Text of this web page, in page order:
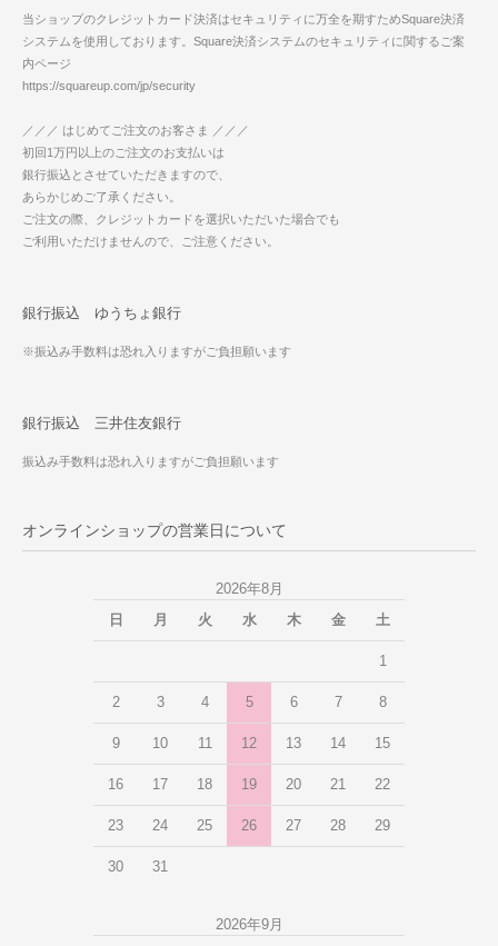
当ショップのクレジットカード決済はセキュリティに万全を期すためSquare決済
システムを使用しております。Square決済システムのセキュリティに関するご案
内ページ
https://squareup.com/jp/security
／／／ はじめてご注文のお客さま ／／／
初回1万円以上のご注文のお支払いは
銀行振込とさせていただきますので、
あらかじめご了承ください。
ご注文の際、クレジットカードを選択いただいた場合でも
ご利用いただけませんので、ご注意ください。
銀行振込 ゆうちょ銀行
※振込み手数料は恐れ入りますがご負担願います
銀行振込 三井住友銀行
振込み手数料は恐れ入りますがご負担願います
オンラインショップの営業日について
2026年8月
日
月 火 水 木 金 土
1
2 3 4 5 6 7 8
9 10 11 12 13 14 15
16 17 18 19 20 21 22
23 24 25 26 27 28 29
30 31
2026年9月